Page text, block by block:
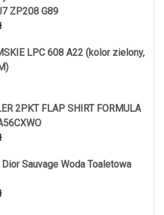
ZP208 G89
LPC 608 A22 (kolor zielony,
2PKT FLAP SHIRT FORMULA
Sauvage Woda Toaletowa